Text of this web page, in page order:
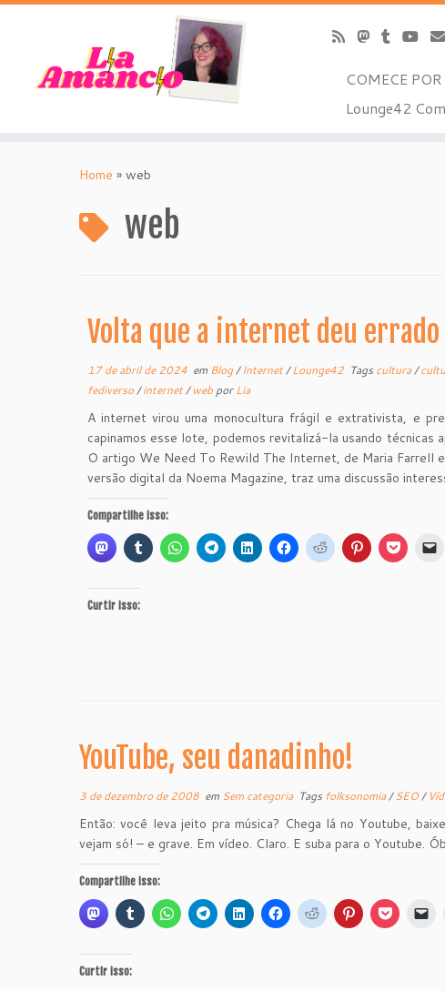
COMECE
Lounge42
Home » web
web
Volta que a internet deu errado
17 de abril de 2024em Blog/Internet/Lounge42 Tags cultura/
fediverso/internet/web porLia
A internet virou uma monocultura frágil e extrativista, e
capinamos esse lote, podemos revitalizá-la usando técnicas
O artigo We Need To Rewild The Internet, de Maria Farrell
versão digital da Noema Magazine, traz uma discussão
Compartilhe isso:
Curtir isso:
YouTube, seu danadinho!
3 de dezembro de 2008 em Sem categoria Tags folksonomia/SEO/
Então: você leva jeito pra música? Chega lá no Youtube,
vejam só! – e grave. Em vídeo. Claro. E suba para o Youtube.
Compartilhe isso:
Curtir isso: